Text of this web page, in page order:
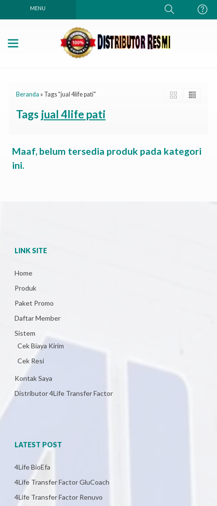
MENU
Beranda » Tags "jual 4life pati"
Tags jual 4life pati
Maaf, belum tersedia produk pada kategori
ini.
LINK SITE
Home
Produk
Paket Promo
Daftar Member
Sistem
Cek Biaya Kirim
Cek Resi
Kontak Saya
Distributor 4Life Transfer Factor
LATEST POST
4Life BioEfa
4Life Transfer Factor GluCoach
4Life Transfer Factor Renuvo